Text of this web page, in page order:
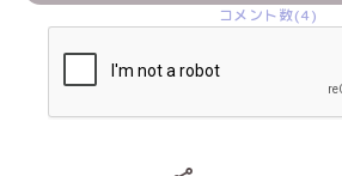
コメント数(4)